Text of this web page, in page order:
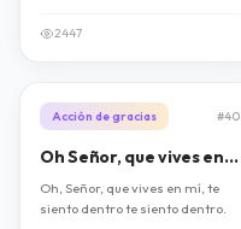
2447
Acción de gracias #40
Oh Señor, que vives en mí
Oh, Señor, que vives en mí, te
siento dentro te siento dentro.